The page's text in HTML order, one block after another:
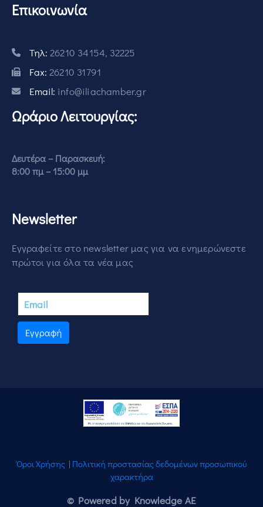
Επικοινωνία
Τηλ: 26210 34154, 32225
Fax: 26210 31791
Email: info@iliachamber.gr
Ωράριο Λειτουργίας:
Δευτέρα – Παρασκευή:
8:00 πμ – 15:00 μμ
Newsletter
Εγγραφείτε στο newsletter μας για να ενημερώνεστε
πρώτοι για όλα τα νέα μας
Εγγραφή
Όροι Χρήσης | Πολιτική προστασίας δεδομένων προσωπικού
χαρακτήρα
© Powered by Knowledge AE